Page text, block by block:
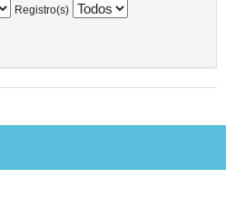
Registro(s)